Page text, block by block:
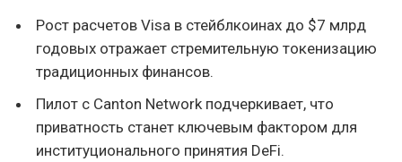
Рост расчетов Visa в стейблкоинах до $7 млрд
годовых отражает стремительную токенизацию
традиционных финансов.
Пилот с Canton Network подчеркивает, что
приватность станет ключевым фактором для
институционального принятия DeFi.